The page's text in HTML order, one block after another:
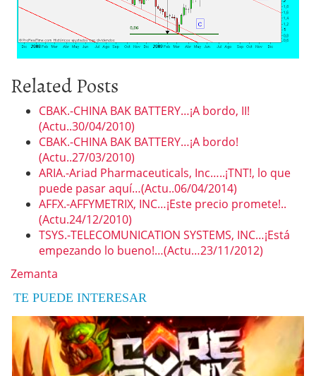
Related Posts
CBAK.-CHINA BAK BATTERY…¡A bordo, II!
(Actu..30/04/2010)
CBAK.-CHINA BAK BATTERY…¡A bordo!
(Actu..27/03/2010)
ARIA.-Ariad Pharmaceuticals, Inc…..¡TNT!, lo que
puede pasar aquí…(Actu..06/04/2014)
AFFX.-AFFYMETRIX, INC…¡Este precio promete!..
(Actu.24/12/2010)
TSYS.-TELECOMUNICATION SYSTEMS, INC…¡Está
empezando lo bueno!…(Actu…23/11/2012)
Zemanta
TE PUEDE INTERESAR